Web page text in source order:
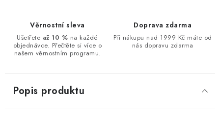
Věrnostní sleva
Ušetřete až 10 % na každé
objednávce. Přečtěte si více o
našem věrnostním programu.
Doprava zdarma
Při nákupu nad 1999 Kč máte od
nás dopravu zdarma
Popis produktu